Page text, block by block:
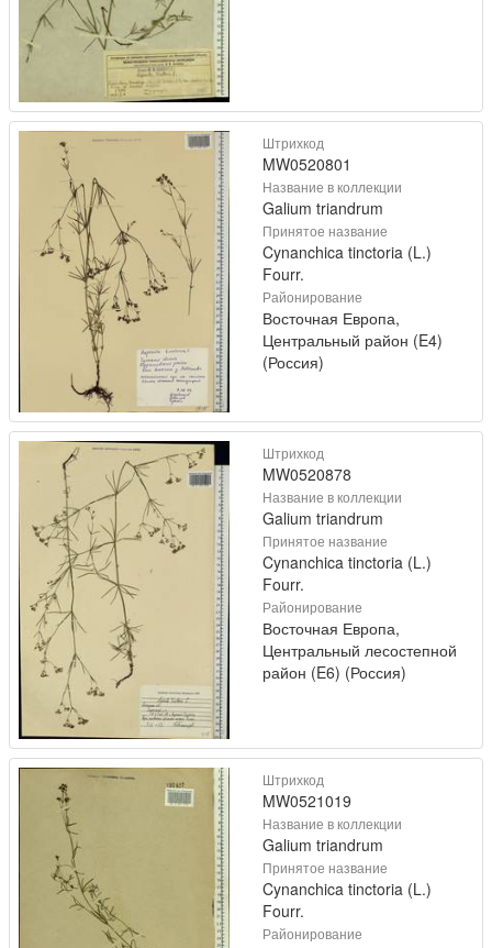
Штрихкод
MW0520801
Название в коллекции
Galium triandrum
Принятое название
Cynanchica tinctoria (L.)
Fourr.
Районирование
Восточная Европа,
Центральный район (E4)
(Россия)
Штрихкод
MW0520878
Название в коллекции
Galium triandrum
Принятое название
Cynanchica tinctoria (L.)
Fourr.
Районирование
Восточная Европа,
Центральный лесостепной
район (E6) (Россия)
Штрихкод
MW0521019
Название в коллекции
Galium triandrum
Принятое название
Cynanchica tinctoria (L.)
Fourr.
Районирование